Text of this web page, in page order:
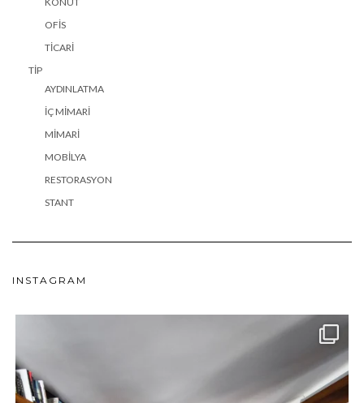
OFIS
TICARI
TIP
AYDINLATMA
İÇ MIMARI
MIMARI
MOBILYA
RESTORASYON
STANT
INSTAGRAM